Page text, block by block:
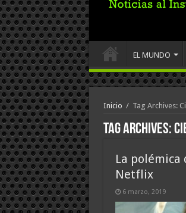
EL MUNDO
Inicio / Tag Archives:
Tag Archives:
La polémica
Netflix
6 marzo, 2019